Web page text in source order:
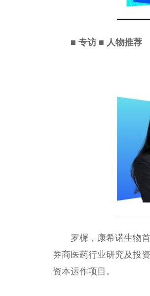
■ 专访 ■ 人物推荐
罗樨，康希诺生物
券商医药行业研究及投
资本运作项目。